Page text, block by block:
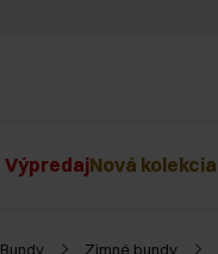
VýpredajNová kolekcia
Bundy Zimné bundy